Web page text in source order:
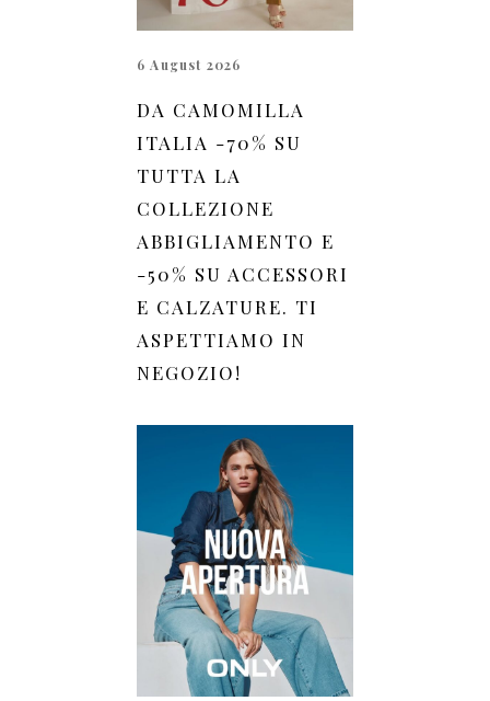
6 August 2026
DA CAMOMILLA
ITALIA -70% SU
TUTTA LA
COLLEZIONE
ABBIGLIAMENTO E
-50% SU ACCESSORI
E CALZATURE. TI
ASPETTIAMO IN
NEGOZIO!